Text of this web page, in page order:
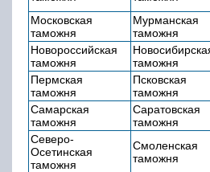
Московская
таможня
Мурманская
таможня
Новороссийская
таможня
таможня
Пермская
таможня
Псковская
таможня
Самарская
таможня
Саратовская
таможня
Северо-
Осетинская
таможня
Смоленская
таможня